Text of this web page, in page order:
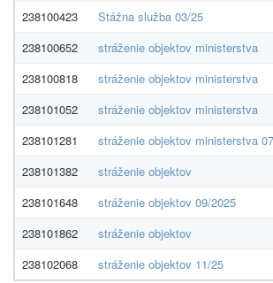
238100423
Stážna služba 03/25
238100652
stráženie objektov ministerstva
238100818
stráženie objektov ministerstva
238101052
stráženie objektov ministerstva
238101281
stráženie objektov ministerstva
238101382
stráženie objektov
238101648
stráženie objektov 09/2025
238101862
stráženie objektov
238102068
stráženie objektov 11/25